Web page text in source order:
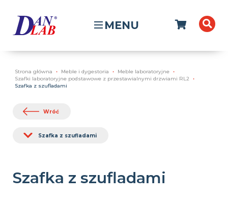
MENU
Strona główna Meble i dygestoria
Meble laboratoryjne
Szafki laboratoryjne podstawowe z przestawialnymi drzwiami RL2
Szafka z szufladami
Wróć
Szafka z szufladami
Szafka z szufladami